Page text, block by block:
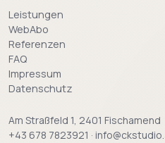
Leistungen
WebAbo
Referenzen
FAQ
Impressum
Datenschutz
Am Straßfeld 1, 2401 Fischamend
+43 678 7823921 ·